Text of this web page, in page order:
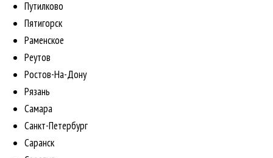
Путилково
Пятигорск
Раменское
Реутов
Ростов-На-Дону
Рязань
Самара
Санкт-Петербург
Саранск